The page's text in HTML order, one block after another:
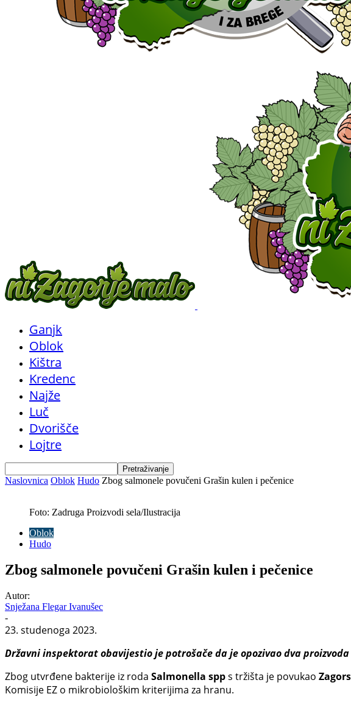
Ganjk
Oblok
Kištra
Kredenc
Najže
Luč
Dvorišče
Lojtre
Naslovnica Oblok Hudo Zbog salmonele povučeni Grašin kulen i pečenice
Foto: Zadruga Proizvodi sela/Ilustracija
Oblok
Hudo
Zbog salmonele povučeni Grašin kulen i pečenice
Autor:
Snježana Flegar Ivanušec
-
23. studenoga 2023.
Državni inspektorat obavijestio je potrošače da je opozivao dva
Zbog utvrđene bakterije iz roda Salmonella spps tržišta je povukao
Komisije EZ o mikrobiološkim kriterijima za hranu.